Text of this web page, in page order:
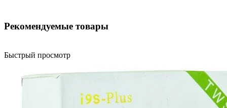
Рекомендуемые товары
Быстрый просмотр